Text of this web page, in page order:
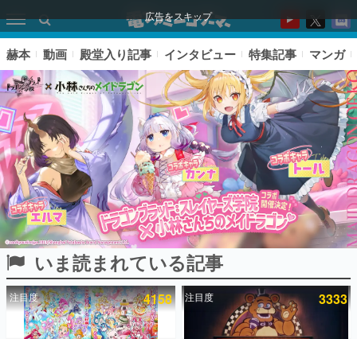
広告をスキップ
ピックアップ
電ファミのいま読まれている記事ランキング
赫本 動画 殿堂入り記事 インタビュー 特集記事 マンガ
いま読まれている記事
注目度 4158 注目度 3333